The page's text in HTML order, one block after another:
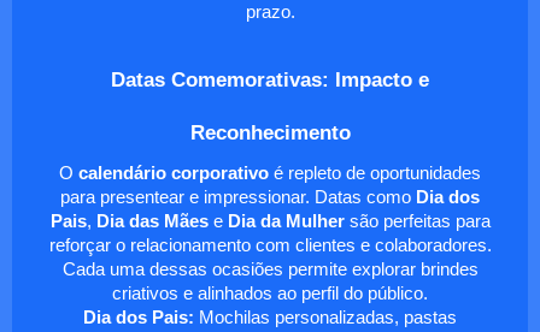
prazo.
Datas Comemorativas: Impacto e
Reconhecimento
O calendário corporativo é repleto de oportunidades
para presentear e impressionar. Datas como Dia dos
Pais, Dia das Mãese Dia da Mulhersão perfeitas para
reforçar o relacionamento com clientes e colaboradores.
Cada uma dessas ocasiões permite explorar brindes
criativos e alinhados ao perfil do público.
Dia dos Pais: Mochilas personalizadas, pastas